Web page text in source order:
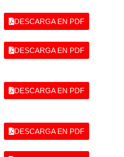
DESCARGA EN PDF
DESCARGA EN PDF
DESCARGA EN PDF
DESCARGA EN PDF